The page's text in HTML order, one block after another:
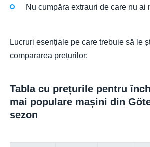
Nu cumpăra extrauri de care nu ai
Lucruri esențiale pe care trebuie să le
compararea prețurilor:
Tabla cu prețurile pentru
mai populare mașini din
sezon